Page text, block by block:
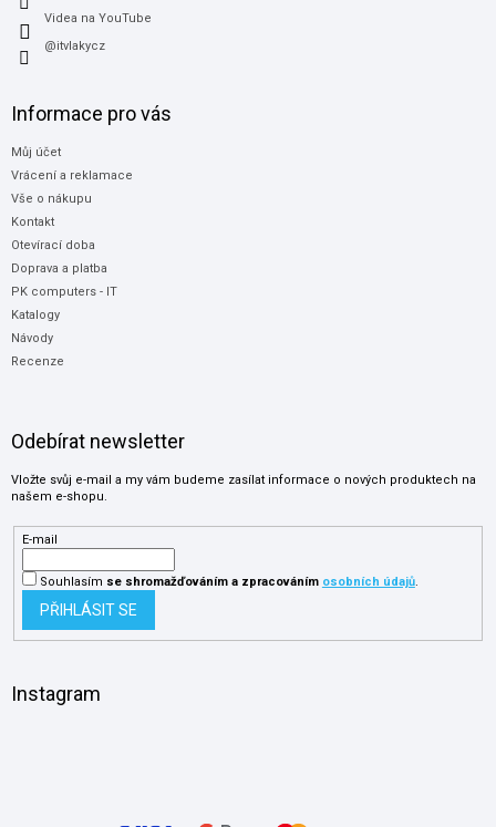
Videa na YouTube
@itvlakycz
Informace pro vás
Můj účet
Vrácení a reklamace
Vše o nákupu
Kontakt
Otevírací doba
Doprava a platba
PK computers - IT
Katalogy
Návody
Recenze
Odebírat newsletter
Vložte svůj e-mail a my vám budeme zasílat informace o nových produktech na
našem e-shopu.
E-mail
Souhlasím se shromažďováníma zpracováním osobních údajů.
PŘIHLÁSIT SE
Instagram